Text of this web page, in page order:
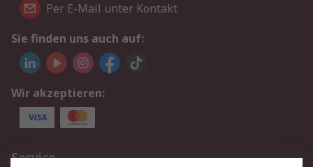
Per E-Mail unter Kontakt
Sie finden uns auch auf:
Wir akzeptieren:
Service